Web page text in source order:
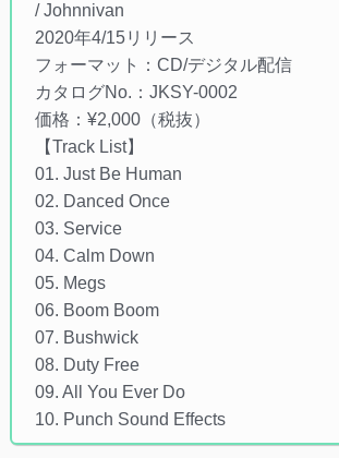
/ Johnnivan
2020年4/15リリース
フォーマット：CD/デジタル配信
カタログNo.：JKSY-0002
価格：¥2,000（税抜）
【Track List】
01. Just Be Human
02. Danced Once
03. Service
04. Calm Down
05. Megs
06. Boom Boom
07. Bushwick
08. Duty Free
09. All You Ever Do
10. Punch Sound Effects